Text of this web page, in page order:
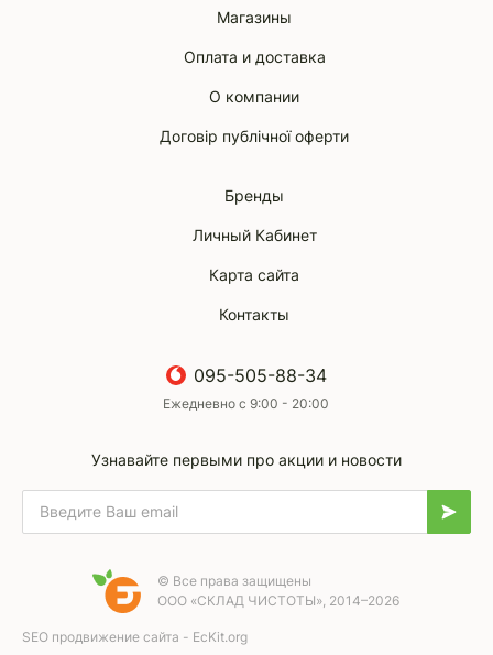
Магазины
Оплата и доставка
О компании
Договір публічної оферти
Бренды
Личный Кабинет
Карта сайта
Контакты
095-505-88-34
Ежедневно с 9:00 - 20:00
Узнавайте первыми про акции и новости
© Все права защищены
ООО «СКЛАД ЧИСТОТЫ», 2014–2026
SEO продвижение сайта - EcKit.org